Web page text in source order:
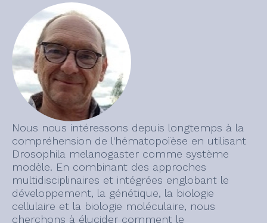
Nous nous intéressons depuis longtemps à la
compréhension de l'hématopoïèse en utilisant
Drosophila melanogaster comme système
modèle. En combinant des approches
multidisciplinaires et intégrées englobant le
développement, la génétique, la biologie
cellulaire et la biologie moléculaire, nous
cherchons à élucider comment le